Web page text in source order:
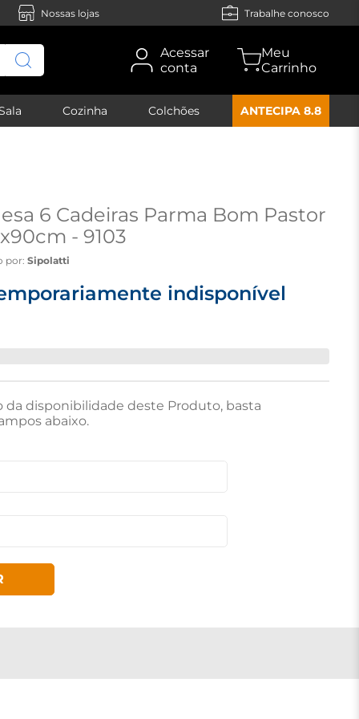
Nossas lojas Trabalhe conosco
Acessar
conta
Cozinha Colchões ANTECIPA 8.8
6 Cadeiras Parma Bom Pastor
- 9103
por: Sipolatti
indisponível
da disponibilidade deste Produto, basta
abaixo.